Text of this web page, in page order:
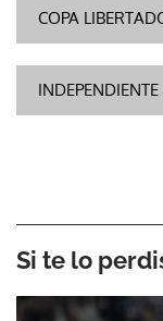
COPA
Si te lo